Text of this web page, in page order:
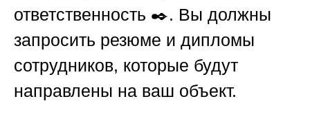
ответственность ✒️. Вы должны
запросить резюме и дипломы
сотрудников, которые будут
направлены на ваш объект.